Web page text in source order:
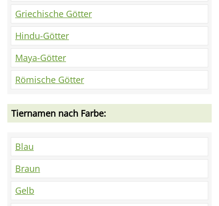
Griechische Götter
Hindu-Götter
Maya-Götter
Römische Götter
Tiernamen nach Farbe:
Blau
Braun
Gelb